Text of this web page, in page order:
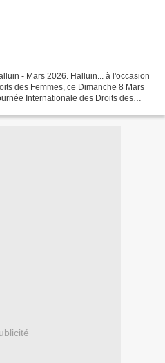
- Mars 2026. Halluin... à l'occasion
des Femmes, ce Dimanche 8 Mars
Internationale des Droits des